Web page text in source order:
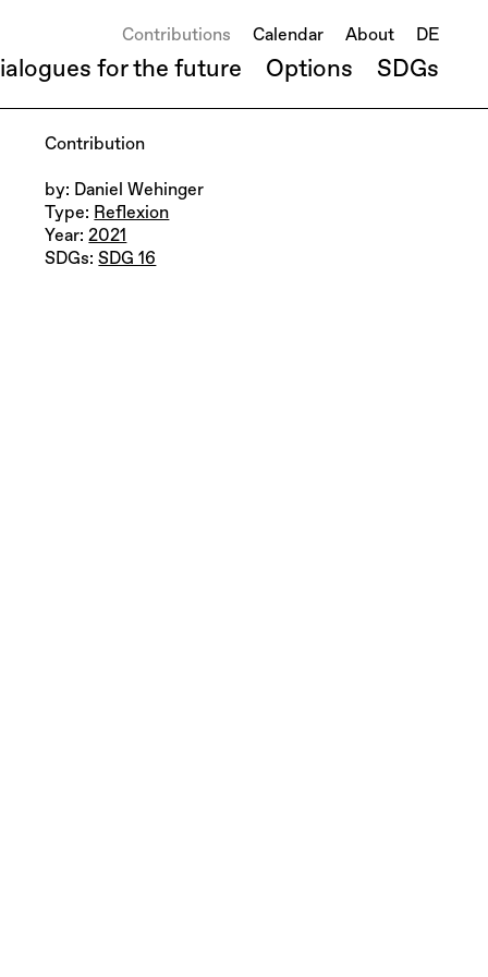
for the future Options SDGs
Contributions Calendar About DE
Contribution
by: Daniel Wehinger
Type: Reflexion
Year:2021
SDGs:SDG 16